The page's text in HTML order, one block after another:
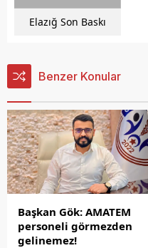
Elazığ Son Baskı
Benzer Konular
Başkan Gök: AMATEM
personeli görmezden
gelinemez!